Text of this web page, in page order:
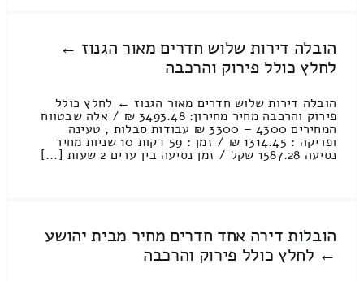
הובלה דירות שלוש חדרים מאור הגנוז ←
לחלץ כולל פירוק והרכבה
הובלה דירות שלוש חדרים מאור הגנוז ← לחלץ כולל
פירוק והרכבה מחיר מחירון: 3493.48 ₪ / אלה שבטווח
המחירים 4300 – 3300 ₪ עבודות סבלות , טעינה
ופריקה : 1314.45 ₪ / זמן : 59 דקות 10 שניות מחיר
נסיעה 1587.28 שקל / זמן נסיעה בין ערים 2 שעות [...]
הובלות דירה אחד חדרים מחיר מבית יהושע
← לחלץ כולל פירוק והרכבה